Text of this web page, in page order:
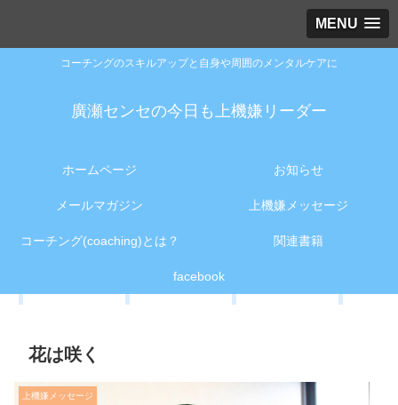
MENU
コーチングのスキルアップと自身や周囲のメンタルケアに
廣瀬センセの今日も上機嫌リーダー
ホームページ お知らせ
メールマガジン 上機嫌メッセージ
コーチング(coaching)とは？ 関連書籍
facebook
花は咲く
上機嫌メッセージ